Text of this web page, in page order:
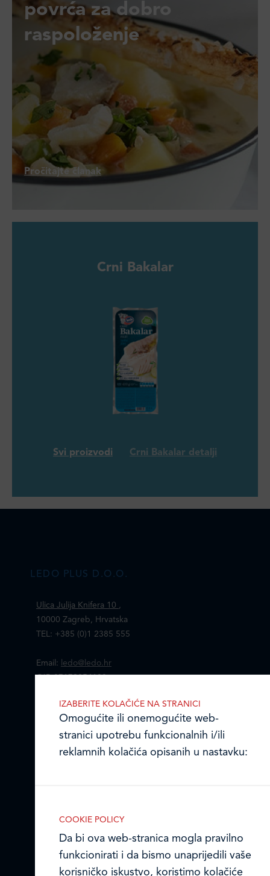
povrća za dobro
raspoloženje
Pročitajte članak
Crni Bakalar
Svi proizvodi Crni Bakalar detalji
LEDO PLUS D.O.O.
Ulica Julija Knifera 10 ,
10000 Zagreb, Hrvatska
TEL: +385 (0)1 2385 555
Email:
ledo@ledo.hr
Ledo Hrvatska
Prodajni centri
Obavijest o Privatnosti i Kolačići
Privacy notice and Cookies
COOKIE POLICY
Da bi ova web-stranica mogla pravilno
funkcionirati i da bismo unaprijedili vaše
korisničko iskustvo, koristimo kolačiće
IZABERITE KOLAČIĆE NA STRANICI
Omogućite ili onemogućite web-
stranici upotrebu funkcionalnih i/ili
reklamnih kolačića opisanih u nastavku:
Nužni (tehnički) kolačići
Nužni kolačići omogućuju osnovne